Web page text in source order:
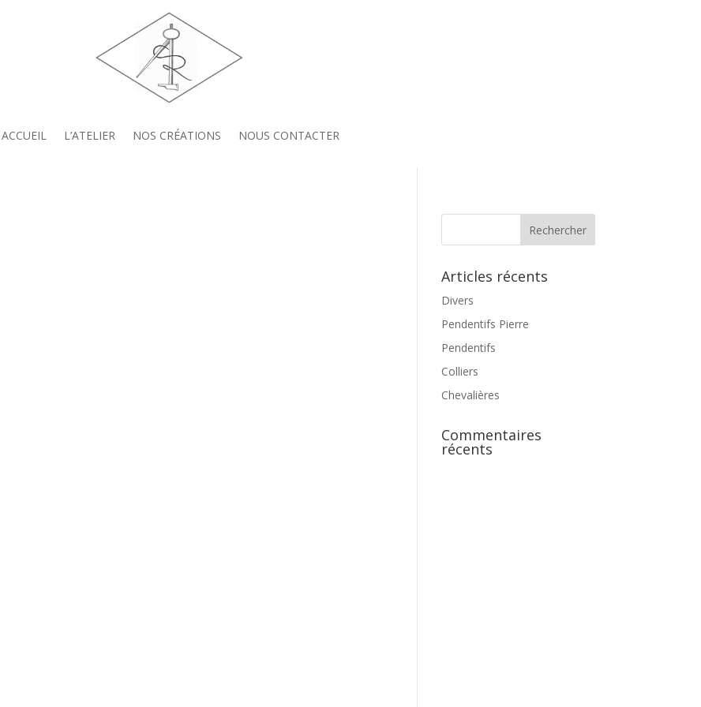
ACCUEIL L’ATELIER NOS CRÉATIONS NOUS CONTACTER
Articles récents
Divers
Pendentifs Pierre
Pendentifs
Colliers
Chevalières
Commentaires
récents